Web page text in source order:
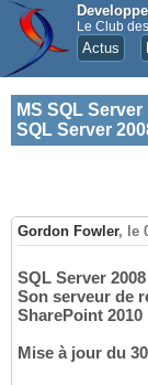
Le Club
Actus
MS SQL Server
SQL Server
Gordon Fowler, le
SQL Server
Son serveur de
SharePoint 2010
Mise à jour du